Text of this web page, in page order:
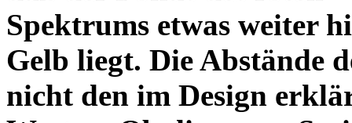
Spektrums etwas weiter
Gelb liegt. Die Abstände
nicht den im Design